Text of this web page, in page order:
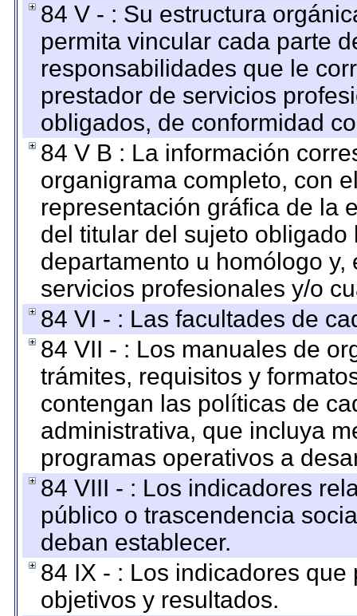
84 V - : Su estructura
permita vincular cada parte
responsabilidades que le
prestador de servicios
obligados, de conformidad
84 V B : La información
organigrama completo, con
representación gráfica de la
del titular del sujeto
departamento u homólogo
servicios profesionales y/o
84 VI - : Las facultades de
84 VII - : Los manuales de
trámites, requisitos y
contengan las políticas de
administrativa, que incluya
programas operativos a
84 VIII - : Los indicadores
público o trascendencia
deban establecer.
84 IX - : Los indicadores
objetivos y resultados.